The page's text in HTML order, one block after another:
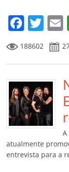
F
a
c
e
b
o
o
k
T
w
itt
er l
188602
atualmente
entrevista para a